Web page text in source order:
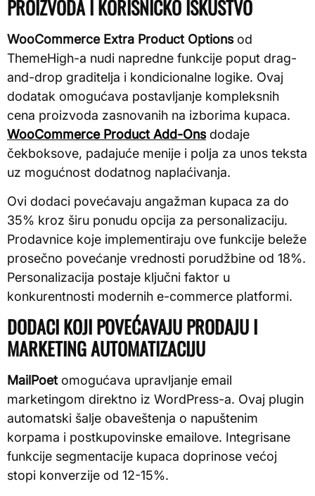
PROIZVODA I KORISNIČKO ISKUSTVO
WooCommerce Extra Product Optionsod
ThemeHigh-a nudi napredne funkcije poput drag-
and-drop graditelja i kondicionalne logike. Ovaj
dodatak omogućava postavljanje kompleksnih
cena proizvoda zasnovanih na izborima kupaca.
WooCommerce Product Add-Onsdodaje
čekboksove, padajuće menije i polja za unos teksta
uz mogućnost dodatnog naplaćivanja.
Ovi dodaci povećavaju angažman kupaca za do
35% kroz širu ponudu opcija za personalizaciju.
Prodavnice koje implementiraju ove funkcije beleže
prosečno povećanje vrednosti porudžbine od 18%.
Personalizacija postaje ključni faktor u
konkurentnosti modernih e-commerce platformi.
DODACI KOJI POVEĆAVAJU PRODAJU I
MARKETING AUTOMATIZACIJU
MailPoetomogućava upravljanje email
marketingom direktno iz WordPress-a. Ovaj plugin
automatski šalje obaveštenja o napuštenim
korpama i postkupovinske emailove. Integrisane
funkcije segmentacije kupaca doprinose većoj
stopi konverzije od 12-15%.